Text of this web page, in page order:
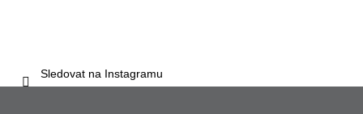
Sledovat na Instagramu